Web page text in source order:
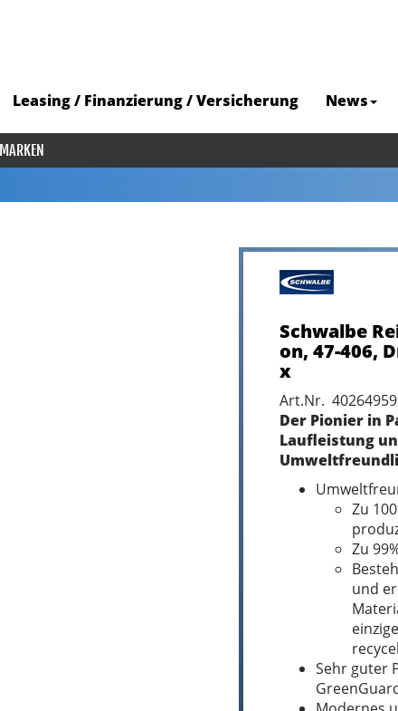
Leasing / Finanzierung / Versicherung News
MARKEN
Schwalbe
on, 47-406,
x
Art.Nr.
Der Pionier in
Laufleistung
Zu
Zu
und
Sehr guter